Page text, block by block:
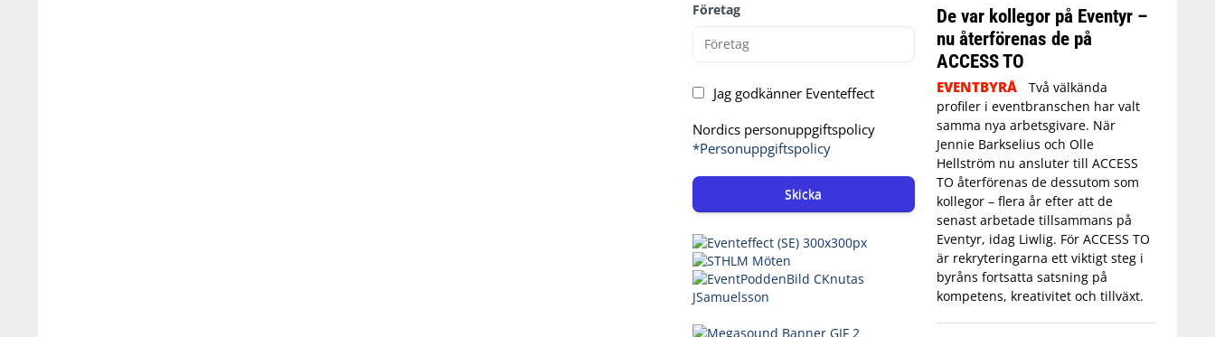
Företag
Jag godkänner Eventeffect
Nordics personuppgiftspolicy
*Personuppgiftspolicy
Skicka
De var kollegor på Eventyr –
nu återförenas de på
ACCESS TO
EVENTBYRÅ
Två välkända
profiler i eventbranschen har valt
samma nya arbetsgivare. När
Jennie Barkselius och Olle
Hellström nu ansluter till ACCESS
TO återförenas de dessutom som
kollegor – flera år efter att de
senast arbetade tillsammans på
Eventyr, idag Liwlig. För ACCESS TO
är rekryteringarna ett viktigt steg i
byråns fortsatta satsning på
kompetens, kreativitet och tillväxt.